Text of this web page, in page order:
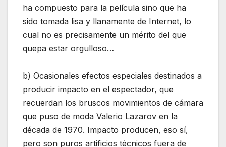
ha compuesto para la película sino que ha
sido tomada lisa y llanamente de Internet, lo
cual no es precisamente un mérito del que
quepa estar orgulloso…
b) Ocasionales efectos especiales destinados a
producir impacto en el espectador, que
recuerdan los bruscos movimientos de cámara
que puso de moda Valerio Lazarov en la
década de 1970. Impacto producen, eso sí,
pero son puros artificios técnicos fuera de